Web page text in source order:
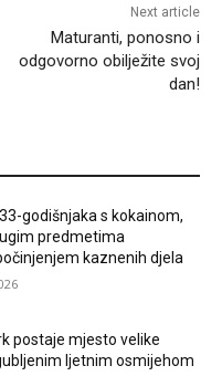
Next article
Maturanti, ponosno i
odgovorno obilježite svoj
dan!
godišnjaka s kokainom,
predmetima
kaznenih djela
postaje mjesto velike
ljetnim osmijehom